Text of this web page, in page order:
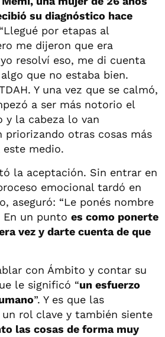
su diagnóstico hace
por etapas al
me dijeron que era
resolví eso, me di cuenta
que no estaba bien.
Y una vez que se calmó,
a ser más notorio el
y la cabeza lo van
priorizando otras cosas más
este medio.
la aceptación. Sin entrar en
emocional tardó en
aseguró: “Le ponés nombre
un punto es como ponerte
vez y darte cuenta de que
con Ámbito y contar su
le significó “un esfuerzo
”. Y es que las
un rol clave y también siente
las cosas de forma muy